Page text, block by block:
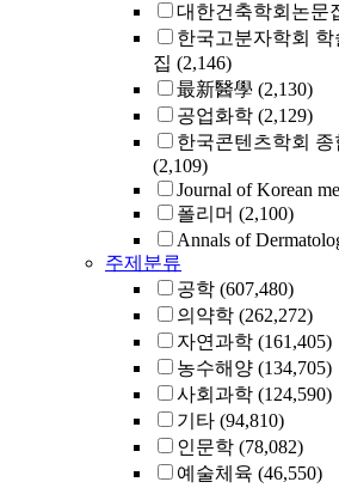
대한건축학회논문
한국고분자학회
집 (2,146)
最新醫學 (2,130)
공업화학 (2,129)
한국콘텐츠학회
(2,109)
Journal of Korean
폴리머 (2,100)
Annals of
주제분류
공학 (607,480)
의약학 (262,272)
자연과학 (161,405)
농수해양 (134,705)
사회과학 (124,590)
기타 (94,810)
인문학 (78,082)
예술체육 (46,550)